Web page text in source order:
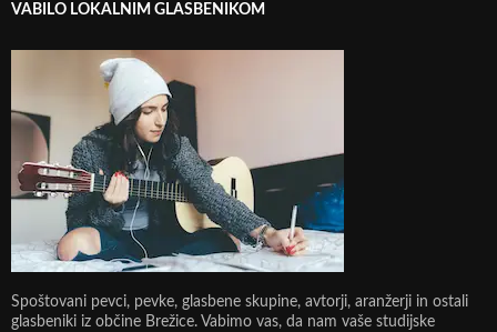
VABILO LOKALNIM GLASBENIKOM
Spoštovani pevci, pevke, glasbene skupine, avtorji, aranžerji in ostali
glasbeniki iz občine Brežice. Vabimo vas, da nam vaše studijske